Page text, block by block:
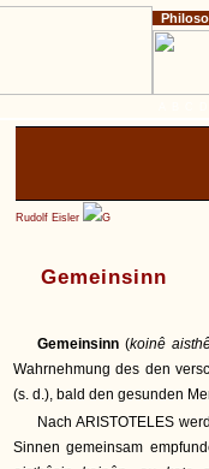
Rudolf Eisler G
Gemeinsinn
Gemeinsinn(koinê
Wahrnehmung des den
(s. d.), bald den gesunden
Nach ARISTOTELES
Sinnen gemeinsam